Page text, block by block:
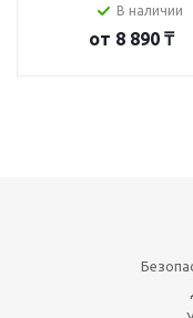
В наличии
от 8 890 ₸